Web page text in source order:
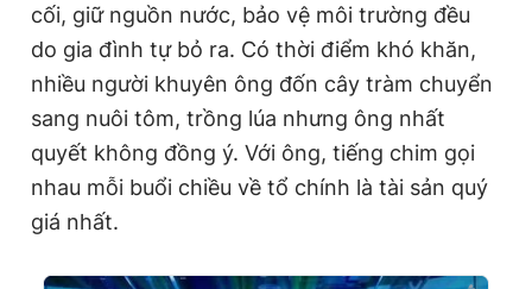
cối, giữ nguồn nước, bảo vệ môi trường đều
do gia đình tự bỏ ra. Có thời điểm khó khăn,
nhiều người khuyên ông đốn cây tràm chuyển
sang nuôi tôm, trồng lúa nhưng ông nhất
quyết không đồng ý. Với ông, tiếng chim gọi
nhau mỗi buổi chiều về tổ chính là tài sản quý
giá nhất.